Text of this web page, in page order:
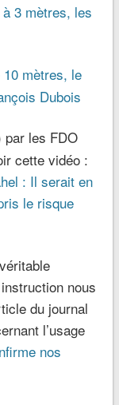
3 mètres, les
mètres, le
Dubois
les FDO
cette vidéo :
: Il serait en
le risque
nous
du journal
l’usage
nos